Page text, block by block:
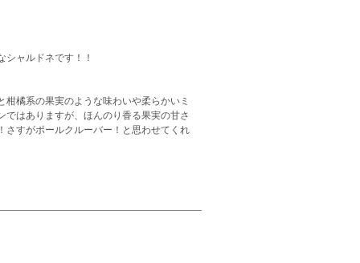
ャルドネです！！
橘系の果実のような味わいや柔らかいミ
はありますが、ほんのり香る果実の甘さ
さすがポールクルーバー！と思わせてくれ